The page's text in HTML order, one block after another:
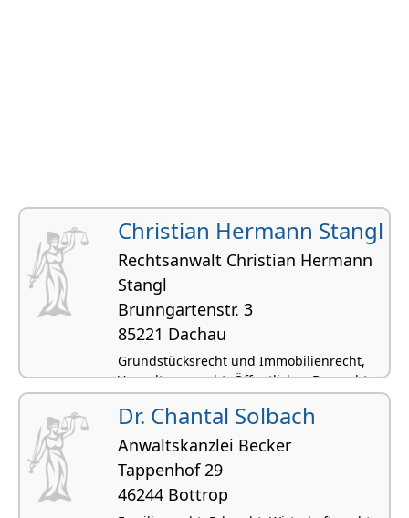
Christian Hermann Stangl
Rechtsanwalt Christian Hermann
Stangl
Brunngar­tenstr. 3
85221 Dachau
Grundstücksrecht und Immobilienrecht,
Verwaltungsrecht, Öffentliches Baurecht
Dr. Chantal Solbach
Anwaltskanzlei Becker
Tappenhof 29
46244 Bottrop